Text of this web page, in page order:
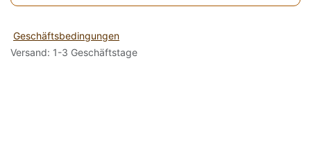
Geschäftsbedingungen
Versand: 1-3 Geschäftstage